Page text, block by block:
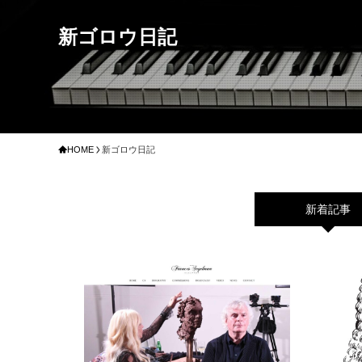
新ゴロウ日記
HOME 新ゴロウ日記
新着記事